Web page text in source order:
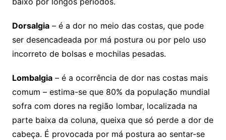
Dorsalgia– é a dor no meio das costas, que pode
ser desencadeada por má postura ou por pelo uso
incorreto de bolsas e mochilas pesadas.
Lombalgia– é a ocorrência de dor nas costas mais
comum – estima-se que 80% da população mundial
sofra com dores na região lombar, localizada na
parte baixa da coluna, queixa que só perde a dor de
cabeça. É provocada por má postura ao sentar-se